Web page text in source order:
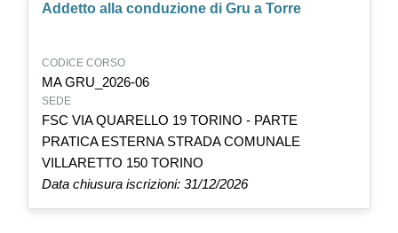
Addetto alla conduzione di Gru a Torre
CODICE CORSO
MA GRU_2026-06
SEDE
FSC VIA QUARELLO 19 TORINO - PARTE
PRATICA ESTERNA STRADA COMUNALE
VILLARETTO 150 TORINO
Data chiusura iscrizioni: 31/12/2026